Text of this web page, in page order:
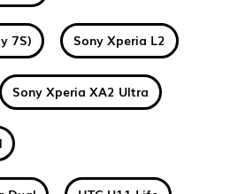
7S) Sony Xperia L2
Sony Xperia XA2 Ultra